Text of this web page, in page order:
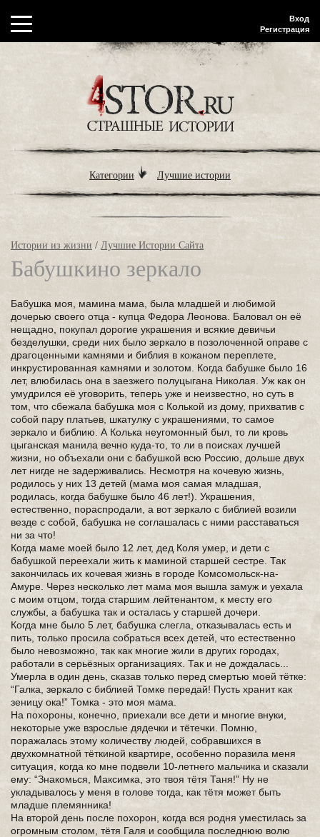
Вход
Регистрация
Категории Лучшие истории
Истории из жизни / Лучшие Истории Сайта
Бабушкино зеркало
Бабушка моя, мамина мама, была младшей и любимой
дочерью своего отца - купца Федора Леонова. Баловал он её
нещадно, покупал дорогие украшения и всякие девичьи
безделушки, среди них было зеркало в позолоченной оправе с
драгоценными камнями и библия в кожаном переплете,
инкрустированная камнями и золотом. Когда бабушке было 16
лет, влюбилась она в заезжего полуцыгана Николая. Уж как он
умудрился её уговорить, теперь уже и неизвестно, но суть в
том, что сбежала бабушка моя с Колькой из дому, прихватив с
собой пару платьев, шкатулку с украшениями, то самое
зеркало и библию. А Колька неугомонный был, то ли кровь
цыганская манила вечно куда-то, то ли в поисках лучшей
жизни, но объехали они с бабушкой всю Россию, дольше двух
лет нигде не задерживались. Несмотря на кочевую жизнь,
родилось у них 13 детей (мама моя самая младшая,
родилась, когда бабушке было 46 лет!). Украшения,
естественно, пораспродали, а вот зеркало с библией возили
везде с собой, бабушка не соглашалась с ними расставаться
ни за что!
Когда маме моей было 12 лет, дед Коля умер, и дети с
бабушкой переехали жить к маминой старшей сестре. Так
закончилась их кочевая жизнь в городе Комсомольск-на-
Амуре. Через несколько лет мама моя вышла замуж и уехала
с моим отцом, тогда старшим лейтенантом, к месту его
службы, а бабушка так и осталась у старшей дочери.
Когда мне было 5 лет, бабушка слегла, отказывалась есть и
пить, только просила собраться всех детей, что естественно
было невозможно, так как многие жили в других городах,
работали в серьёзных организациях. Так и не дождалась...
Умерла в один день, сказав только перед смертью моей тётке:
“Галка, зеркало с библией Томке передай! Пусть хранит как
зеницу ока!” Томка - это моя мама.
На похороны, конечно, приехали все дети и многие внуки,
некоторые уже взрослые дядечки и тётечки. Помню,
поражалась этому количеству людей, собравшихся в
двухкомнатной тёткиной квартире, особенно поразила меня
ситуация, когда ко мне подвели 10-летнего мальчика и сказали
ему: “Знакомься, Максимка, это твоя тётя Таня!” Ну не
укладывалось у меня в голове тогда, как тётя может быть
младше племянника!
На второй день после похорон, когда вся родня уместилась за
огромным столом, тётя Галя и сообщила последнюю волю